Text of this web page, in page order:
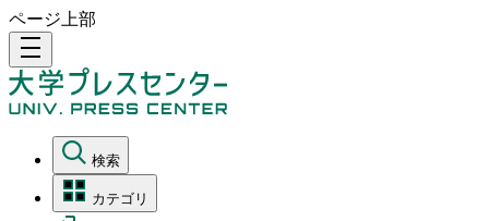
ページ上部
density_medium
検索
カテゴリ